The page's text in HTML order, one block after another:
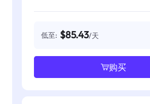
低至: $85.43/天
购买